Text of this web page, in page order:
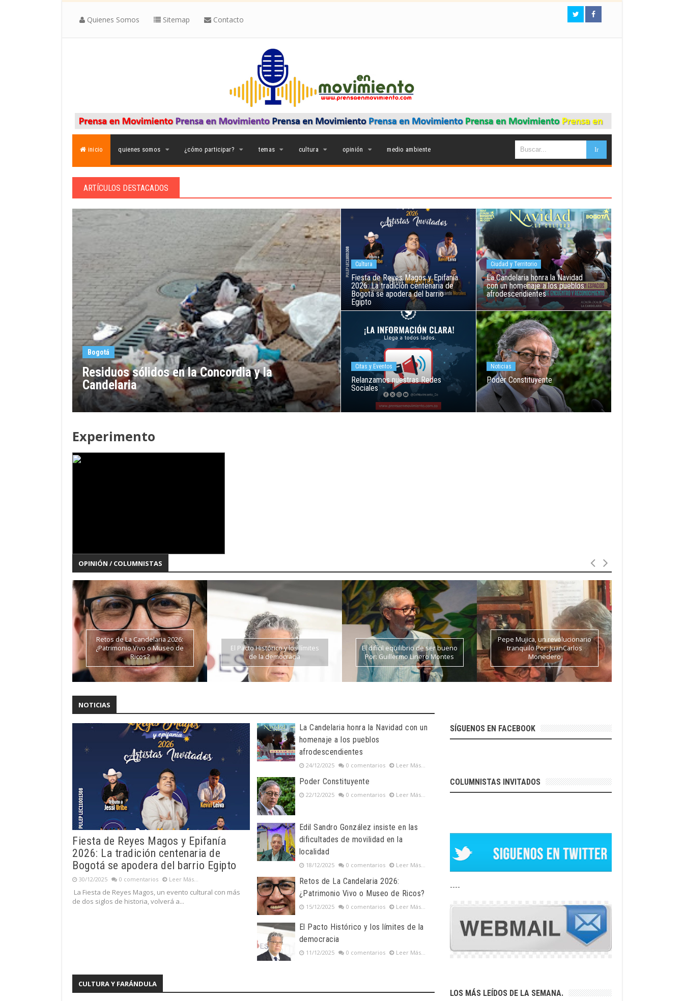
Quienes Somos Sitemap Contacto
inicio quienes somos ¿cómo participar? temas cultura opinión medio ambiente
ARTÍCULOS DESTACADOS
Bogotá
Residuos sólidos en la Concordia y la
Candelaria
Cultura
Fiesta de Reyes Magos y Epifanía
2026: La tradición centenaria de
Bogotá se apodera del barrio
Egipto
Ciudad y Territorio
La Candelaria honra la Navidad
con un homenaje a los pueblos
afrodescendientes
Citas y Eventos
Relanzamos nuestras Redes
Sociales
Noticias
Poder Constituyente
Experimento
4/5
OPINIÓN / COLUMNISTAS
Retos de La Candelaria 2026:
¿Patrimonio Vivo o Museo de
Ricos?
El Pacto Histórico y los límites
de la democracia
El difícil equilibrio de ser bueno
Por: Guillermo Linero Montes
Pepe Mujica, un revolucionario
tranquilo Por: JuanCarlos
Monedero
NOTICIAS
Fiesta de Reyes Magos y Epifanía
2026: La tradición centenaria de
Bogotá se apodera del barrio Egipto
30/12/2025 0 comentarios Leer Más...
La Fiesta de Reyes Magos, un evento cultural con más
de dos siglos de historia, volverá a...
La Candelaria honra la Navidad con un
homenaje a los pueblos
afrodescendientes
24/12/2025 0 comentarios Leer Más...
Poder Constituyente
22/12/2025 0 comentarios Leer Más...
Edil Sandro González insiste en las
dificultades de movilidad en la
localidad
18/12/2025 0 comentarios Leer Más...
Retos de La Candelaria 2026:
¿Patrimonio Vivo o Museo de Ricos?
15/12/2025 0 comentarios Leer Más...
El Pacto Histórico y los límites de la
democracia
11/12/2025 0 comentarios Leer Más...
CULTURA Y FARÁNDULA
SÍGUENOS EN FACEBOOK
COLUMNISTAS INVITADOS
----
LOS MÁS LEÍDOS DE LA SEMANA.